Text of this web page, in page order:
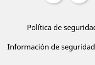
Política de
Información de